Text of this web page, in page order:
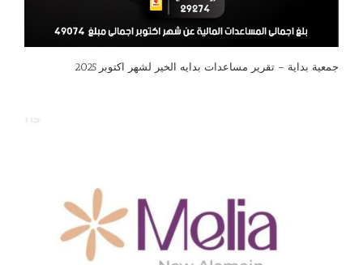
جمعية بداية – تقرير مساعدات بدايه الخير لشهر اكتوبر 2025